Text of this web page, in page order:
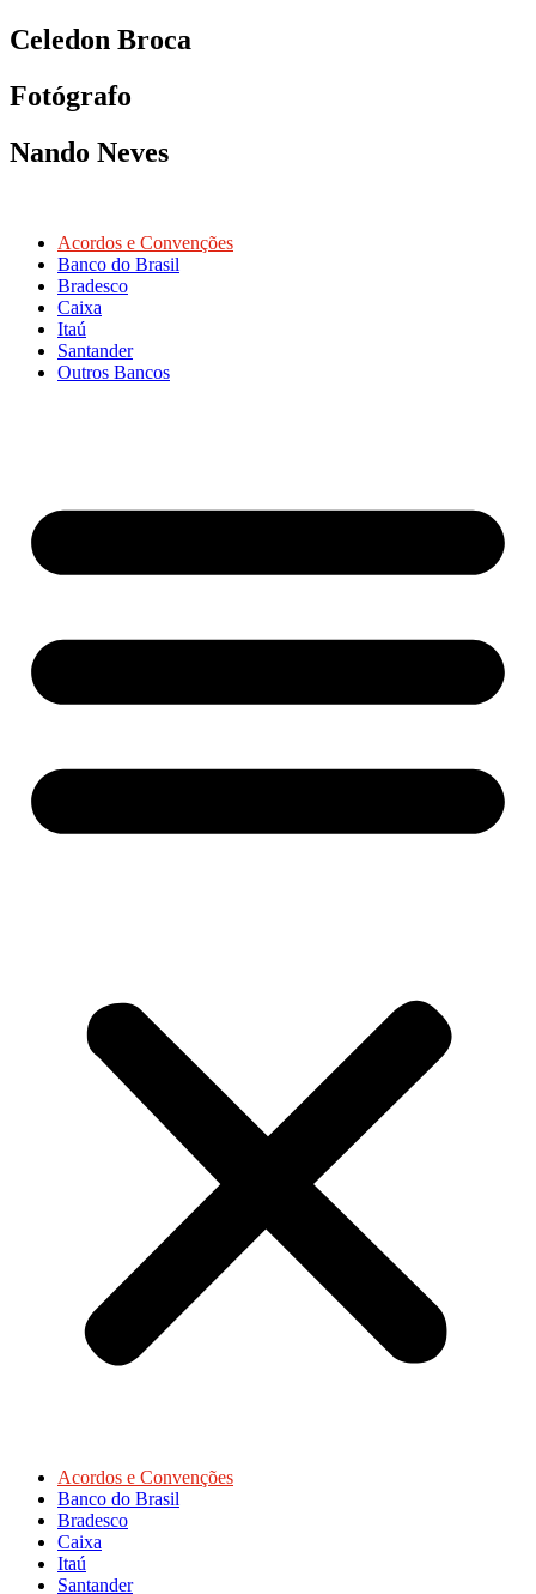
Celedon Broca
Fotógrafo
Nando Neves
Acordos e Convenções
Banco do Brasil
Bradesco
Caixa
Itaú
Santander
Outros Bancos
Acordos e Convenções
Banco do Brasil
Bradesco
Caixa
Itaú
Santander